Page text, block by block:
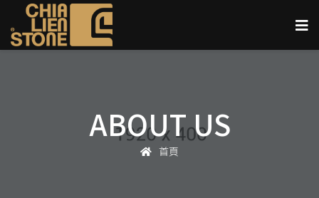
ABOUT US
首頁